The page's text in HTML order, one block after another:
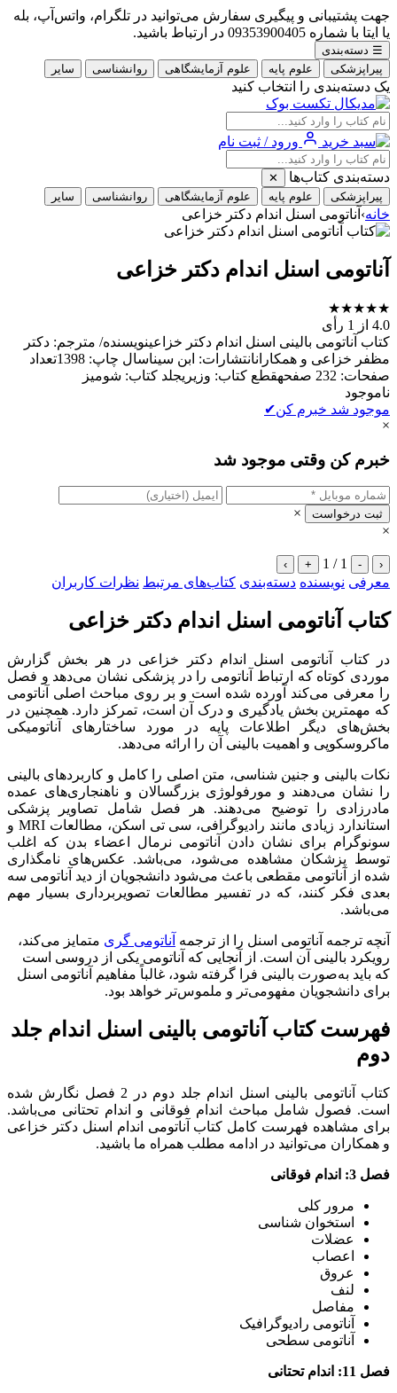
جهت پشتیبانی و پیگیری سفارش می‌توانید در تلگرام، واتس‌آپ، بله
یا ایتا با شماره 09353900405 در ارتباط باشید.
☰ دسته‌بندی
پیراپزشکی
علوم پایه علوم آزمایشگاهی روانشناسی سایر
یک دسته‌بندی را انتخاب کنید
ورود / ثبت نام
دسته‌بندی کتاب‌ها
✕
پیراپزشکی
علوم پایه علوم آزمایشگاهی روانشناسی سایر
خانه› آناتومی اسنل اندام دکتر خزاعی
آناتومی اسنل اندام دکتر خزاعی
★
★
★
★
★
4.0 از 1 رأی
کتاب آناتومی بالینی اسنل اندام دکتر خزاعینویسنده/ مترجم: دکتر
مظفر خزاعی و همکارانانتشارات: ابن سیناسال چاپ: 1398تعداد
صفحات: 232 صفحهقطع کتاب: وزیریجلد کتاب: شومیز
ناموجود
موجود شد خبرم کن✔
×
خبرم کن وقتی موجود شد
ثبت درخواست
×
×
‹
-
1 / 1
+
›
معرفی نویسنده دسته‌بندی کتاب‌های مرتبط نظرات کاربران
کتاب آناتومی اسنل اندام دکتر خزاعی
در کتاب آناتومی اسنل اندام دکتر خزاعی در هر بخش گزارش
موردی کوتاه که ارتباط آناتومی را در پزشکی نشان می‌دهد و فصل
را معرفی می‌کند آورده شده است و بر روی مباحث اصلی آناتومی
که مهمترین بخش یادگیری و درک آن است، تمرکز دارد. همچنین در
بخش‌های دیگر اطلاعات پایه در مورد ساختارهای آناتومیکی
ماکروسکوپی و اهمیت بالینی آن را ارائه می‌دهد.
نکات بالینی و جنین شناسی، متن اصلی را کامل و کاربردهای بالینی
را نشان می‌دهند و مورفولوژی بزرگسالان و ناهنجاری‌های عمده
مادرزادی را توضیح می‌دهند. هر فصل شامل تصاویر پزشکی
استاندارد زیادی مانند رادیوگرافی، سی تی اسکن، مطالعات MRI و
سونوگرام برای نشان دادن آناتومی نرمال اعضاء بدن که اغلب
توسط پزشکان مشاهده می‌شود، می‌باشد. عکس‌های نامگذاری
شده از آناتومی مقطعی باعث می‌شود دانشجویان از دید آناتومی سه
بعدی فکر کنند، که در تفسیر مطالعات تصویربرداری بسیار مهم
می‌باشد.
آنچه ترجمه آناتومی اسنل را از ترجمه آناتومی گری متمایز می‌کند،
رویکرد بالینی آن است. از آنجایی که آناتومی یکی از دروسی است
که باید به‌صورت بالینی فرا گرفته شود، غالباً مفاهیم آناتومی اسنل
برای دانشجویان مفهومی‌تر و ملموس‌تر خواهد بود.
فهرست کتاب آناتومی بالینی اسنل اندام جلد
دوم
کتاب آناتومی بالینی اسنل اندام جلد دوم در 2 فصل نگارش شده
است. فصول شامل مباحث اندام فوقانی و اندام تحتانی می‌باشد.
برای مشاهده فهرست کامل کتاب آناتومی اندام اسنل دکتر خزاعی
و همکاران می‌توانید در ادامه مطلب همراه ما باشید.
فصل 3: اندام فوقانی
مرور کلی
استخوان شناسی
عضلات
اعصاب
عروق
لنف
مفاصل
آناتومی رادیوگرافیک
آناتومی سطحی
فصل 11: اندام تحتانی